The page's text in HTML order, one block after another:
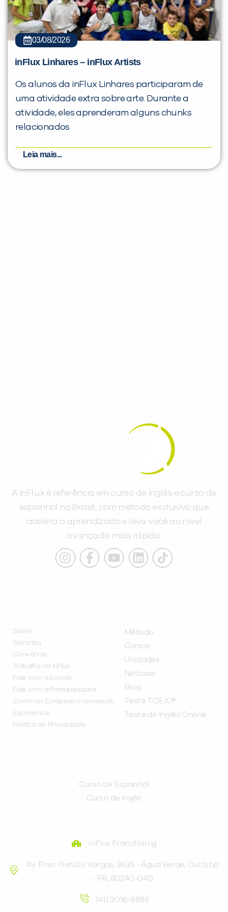
03/08/2026
inFlux Linhares – inFlux Artists
Os alunos da inFlux Linhares participaram de
uma atividade extra sobre arte. Durante a
atividade, eles aprenderam alguns chunks
relacionados
Leia mais...
A inFlux é referência em curso de inglês e curso de
espanhol no Brasil, com método exclusivo que
acelera o aprendizado e leva você ao nível
avançado mais rápido.
Sobre
Garantia
Convênios
Trabalhe na inFlux
Fale com a Escola
Fale com a Franqueadora
Common European Framework
Experience
Política de Privacidade
Método
Cursos
Unidades
Notícias
Blog
Teste TOEIC®
Teste de Inglês Online
Curso de Espanhol
Curso de Ingês
inFlux Franchising
Av. Pres. Getúlio Vargas, 2635 - Água Verde, Curitiba
- PR, 80240-040
(41) 3016-9898